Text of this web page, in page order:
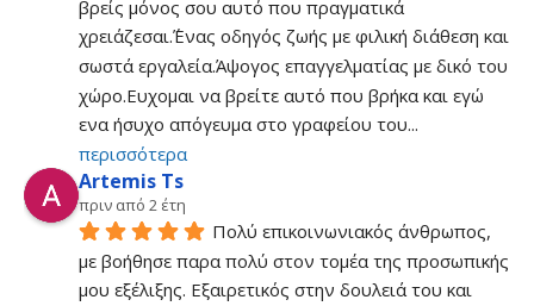
βρείς μόνος σου αυτό που πραγματικά
χρειάζεσαι.΄Ένας οδηγός ζωής με φιλική διάθεση και
σωστά εργαλεία.Άψογος επαγγελματίας με δικό του
χώρο.Ευχομαι να βρείτε αυτό που βρήκα και εγώ
ενα ήσυχο απόγευμα στο γραφείου του
περισσότερα
Artemis Ts
πριν από 2 έτη
Πολύ επικοινωνιακός άνθρωπος,
με βοήθησε παρα πολύ στον τομέα της προσωπικής
μου εξέλιξης. Εξαιρετικός στην δουλειά του και